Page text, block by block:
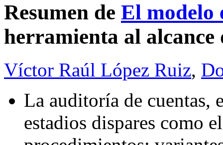
Resumen de El modelo
herramienta al alcance
Víctor Raúl López Ruiz,
La auditoría de cuentas,
estadios dispares como